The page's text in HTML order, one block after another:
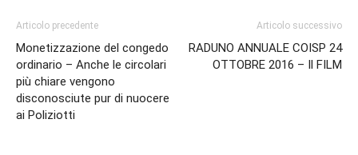
Articolo precedente
Monetizzazione del congedo
ordinario – Anche le circolari
più chiare vengono
disconosciute pur di nuocere
ai Poliziotti
Articolo successivo
RADUNO ANNUALE COISP 24
OTTOBRE 2016 – Il FILM